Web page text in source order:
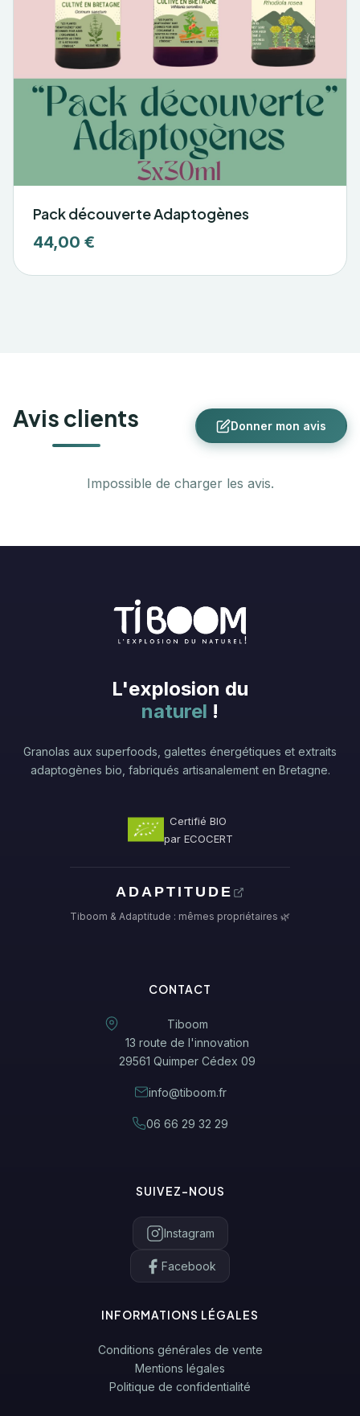
Pack découverte Adaptogènes
44,00 €
Avis clients Donner mon avis
Impossible de charger les avis.
L'explosion du
naturel !
Granolas aux superfoods, galettes énergétiques et extraits
adaptogènes bio, fabriqués artisanalement en Bretagne.
Certifié BIO
par ECOCERT
ADAPTITUDE
Tiboom & Adaptitude : mêmes propriétaires 🌿
CONTACT
Tiboom
13 route de l'innovation
29561 Quimper Cédex 09
info@tiboom.fr
06 66 29 32 29
SUIVEZ-NOUS
Instagram
Facebook
INFORMATIONS LÉGALES
Conditions générales de vente
Mentions légales
Politique de confidentialité